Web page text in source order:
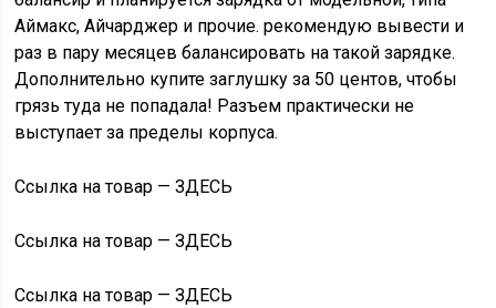
Аймакс, Айчарджер и прочие. рекомендую вывести и
раз в пару месяцев балансировать на такой зарядке.
Дополнительно купите заглушку за 50 центов, чтобы
грязь туда не попадала! Разъем практически не
выступает за пределы корпуса.
Ссылка на товар — ЗДЕСЬ
Ссылка на товар — ЗДЕСЬ
Ссылка на товар — ЗДЕСЬ